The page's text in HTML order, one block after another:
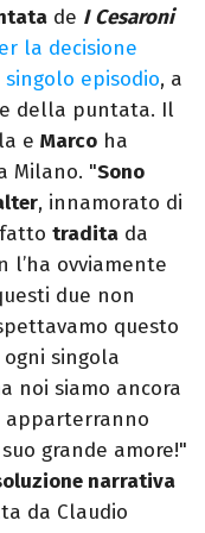
de I Cesaroni
la decisione
episodio, a
della puntata. Il
e Marco ha
Milano. "Sono
, innamorato di
tradita da
l’ha ovviamente
due non
questo
singola
noi siamo ancora
apparterranno
grande amore!"
narrativa
da Claudio